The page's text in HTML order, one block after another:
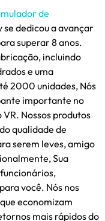
de
se dedicou a avançar
superar 8 anos.
incluindo
e uma
2000 unidades, Nós
importante no
Nossos produtos
qualidade de
serem leves, amigo
Sua
você. Nós nos
economizam
mais rápidos do